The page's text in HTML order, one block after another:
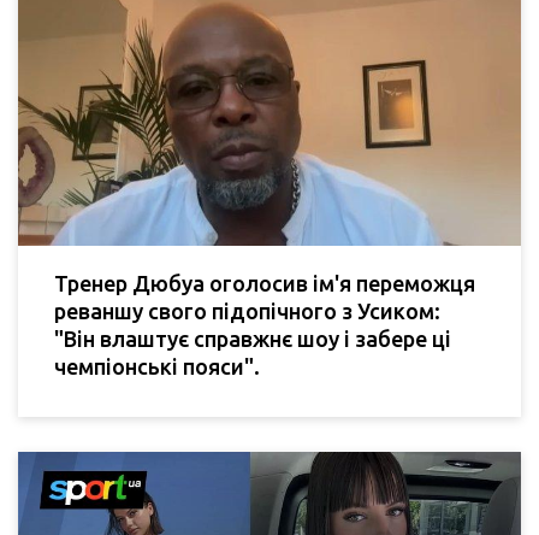
Тренер Дюбуа оголосив ім'я переможця
реваншу свого підопічного з Усиком:
"Він влаштує справжнє шоу і забере ці
чемпіонські пояси".